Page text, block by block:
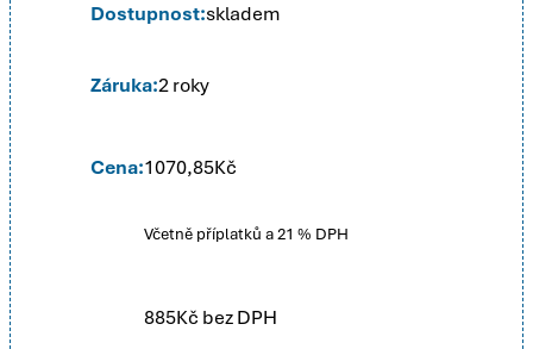
Dostupnost:skladem
Záruka:2 roky
Cena:1070,85Kč
Včetně příplatků a 21 % DPH
885Kč bez DPH